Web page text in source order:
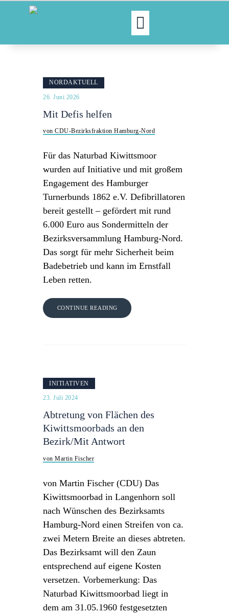
ABGEORDNETE
AKTUELLES
THEMEN
AUSSCHÜSSE
KONTAKT
PRESSE
NORDAKTUELL
26. Juni 2026
Mit Defis helfen
von CDU-Bezirksfraktion Hamburg-Nord
Für das Naturbad Kiwittsmoor
wurden auf Initiative und mit großem
Engagement des Hamburger
Turnerbunds 1862 e.V. Defibrillatoren
bereit gestellt – gefördert mit rund
6.000 Euro aus Sondermitteln der
Bezirksversammlung Hamburg-Nord.
Das sorgt für mehr Sicherheit beim
Badebetrieb und kann im Ernstfall
Leben retten.
CONTINUE READING
INITIATIVEN
23. Juli 2024
Abtretung von Flächen des
Kiwittsmoorbads an den
Bezirk/Mit Antwort
von Martin Fischer
von Martin Fischer (CDU) Das
Kiwittsmoorbad in Langenhorn soll
nach Wünschen des Bezirksamts
Hamburg-Nord einen Streifen von ca.
zwei Metern Breite an dieses abtreten.
Das Bezirksamt will den Zaun
entsprechend auf eigene Kosten
versetzen. Vorbemerkung: Das
Naturbad Kiwittsmoorbad liegt in
dem am 31.05.1960 festgesetzten